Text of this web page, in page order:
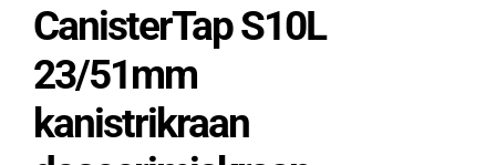
CanisterTap S10L
23/51mm
kanistrikraan